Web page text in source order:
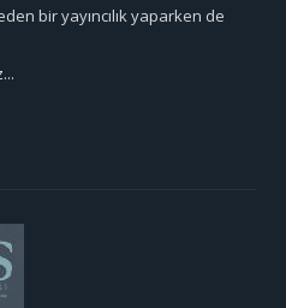
bir yayıncılık yaparken de